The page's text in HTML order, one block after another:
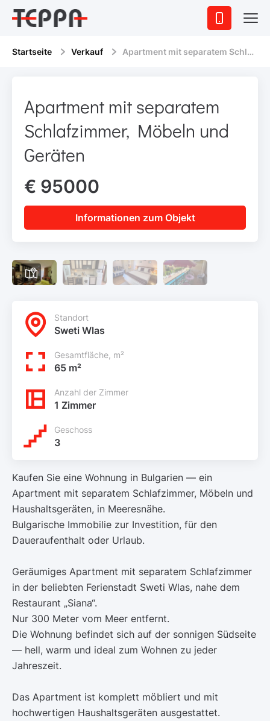
Startseite Verkauf Apartment mit separatem Schlafzimmer, Möbeln und Geräten
Apartment mit separatem
Schlafzimmer, Möbeln und
Geräten
€ 95000
Informationen zum Objekt
Standort
Sweti Wlas
Gesamtfläche, m²
65 m²
Anzahl der Zimmer
1 Zimmer
Geschoss
3
Kaufen Sie eine Wohnung in Bulgarien — ein
Apartment mit separatem Schlafzimmer, Möbeln und
Haushaltsgeräten, in Meeresnähe.
Bulgarische Immobilie zur Investition, für den
Daueraufenthalt oder Urlaub.
Geräumiges Apartment mit separatem Schlafzimmer
in der beliebten Ferienstadt Sweti Wlas, nahe dem
Restaurant „Siana“.
Nur 300 Meter vom Meer entfernt.
Die Wohnung befindet sich auf der sonnigen Südseite
— hell, warm und ideal zum Wohnen zu jeder
Jahreszeit.
Das Apartment ist komplett möbliert und mit
hochwertigen Haushaltsgeräten ausgestattet.